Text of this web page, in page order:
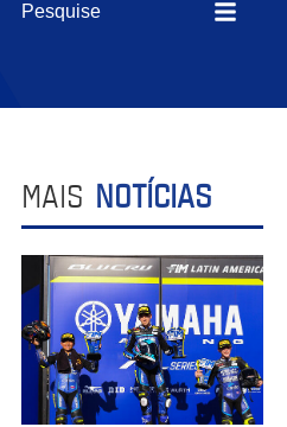
MAIS NOTÍCIAS